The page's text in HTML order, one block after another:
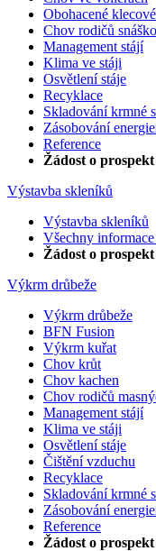
Obohacené
Chov rodičů
Management stájí
Klima ve stáji
Osvětlení stáje
Recyklace
Skladování krmné
Zásobování
Reference
Žádost o prospekt
Výstavba skleníků
Výstavba skleníků
Všechny
Žádost o prospekt
Výkrm drůbeže
Výkrm drůbeže
BFN Fusion
Výkrm kuřat
Chov krůt
Chov kachen
Chov rodičů
Management stájí
Klima ve stáji
Osvětlení stáje
Čištění vzduchu
Recyklace
Skladování krmné
Zásobování
Reference
Žádost o prospekt